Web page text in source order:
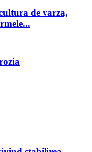
de varza,